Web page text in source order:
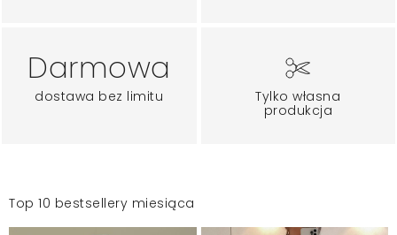
Darmowa
dostawa bez limitu
Tylko własna
produkcja
Top 10 bestsellery miesiąca